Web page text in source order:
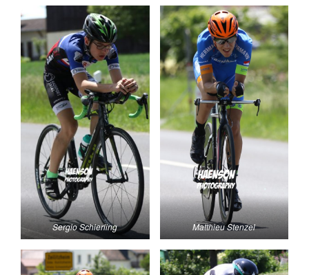
Sergio Schierling Matthieu Stenzel